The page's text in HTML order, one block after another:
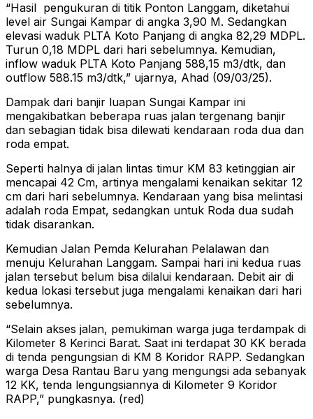
“Hasil pengukuran di titik Ponton Langgam, diketahui
level air Sungai Kampar di angka 3,90 M. Sedangkan
elevasi waduk PLTA Koto Panjang di angka 82,29 MDPL.
Turun 0,18 MDPL dari hari sebelumnya. Kemudian,
inflow waduk PLTA Koto Panjang 588,15 m3/dtk, dan
outflow 588.15 m3/dtk,” ujarnya, Ahad (09/03/25).
Dampak dari banjir luapan Sungai Kampar ini
mengakibatkan beberapa ruas jalan tergenang banjir
dan sebagian tidak bisa dilewati kendaraan roda dua dan
roda empat.
Seperti halnya di jalan lintas timur KM 83 ketinggian air
mencapai 42 Cm, artinya mengalami kenaikan sekitar 12
cm dari hari sebelumnya. Kendaraan yang bisa melintasi
adalah roda Empat, sedangkan untuk Roda dua sudah
tidak disarankan.
Kemudian Jalan Pemda Kelurahan Pelalawan dan
menuju Kelurahan Langgam. Sampai hari ini kedua ruas
jalan tersebut belum bisa dilalui kendaraan. Debit air di
kedua lokasi tersebut juga mengalami kenaikan dari hari
sebelumnya.
“Selain akses jalan, pemukiman warga juga terdampak di
Kilometer 8 Kerinci Barat. Saat ini terdapat 30 KK berada
di tenda pengungsian di KM 8 Koridor RAPP. Sedangkan
warga Desa Rantau Baru yang mengungsi ada sebanyak
12 KK, tenda lengungsiannya di Kilometer 9 Koridor
RAPP,” pungkasnya. (red)